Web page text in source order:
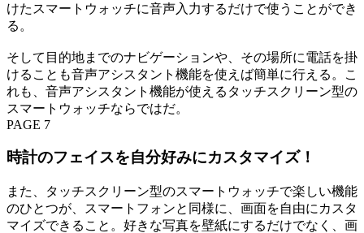
けたスマートウォッチに音声入力するだけで使うことができ
る。
そして目的地までのナビゲーションや、その場所に電話を掛
けることも音声アシスタント機能を使えば簡単に行える。こ
れも、音声アシスタント機能が使えるタッチスクリーン型の
スマートウォッチならではだ。
PAGE 7
時計のフェイスを自分好みにカスタマイズ！
また、タッチスクリーン型のスマートウォッチで楽しい機能
のひとつが、スマートフォンと同様に、画面を自由にカスタ
マイズできること。好きな写真を壁紙にするだけでなく、画